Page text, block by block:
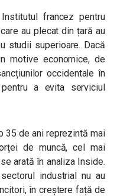
francez pentru
au plecat din țară au
studii superioare. Dacă
motive economice, de
occidentale în
a evita serviciul
35 de ani reprezintă mai
de muncă, cel mai
arată în analiza Inside.
industrial nu au
în creștere față de